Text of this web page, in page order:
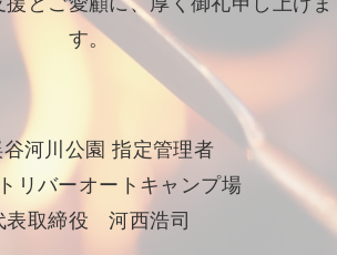
す。
谷河川公園 指定管理者
リバーオートキャンプ場
表取締役 河西浩司